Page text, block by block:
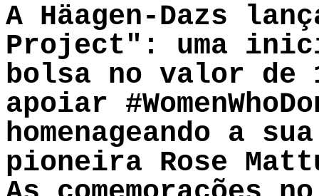
A Häagen-Dazs
Project": uma
bolsa no valor de
apoiar
homenageando a
pioneira Rose